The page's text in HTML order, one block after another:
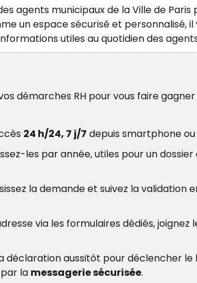
agents municipaux de la Ville de
un espace sécurisé et personnalisé, il
utiles au quotidien des
démarches RH pour vous faire
24 h/24, 7 j/7 depuis smartphone
les par année, utiles pour un
la demande et suivez la validation
via les formulaires dédiés, joignez
déclaration aussitôt pour déclencher
la messagerie sécurisée.